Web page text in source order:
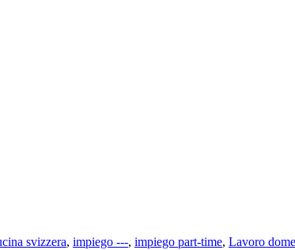
svizzera, impiego ---, impiego part-time, Lavoro